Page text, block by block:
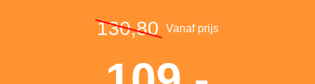
130,80 Vanaf prijs